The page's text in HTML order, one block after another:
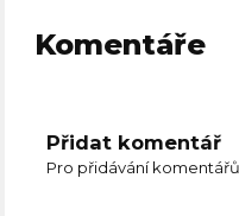
Komentáře
Přidat komentář
Pro přidávání